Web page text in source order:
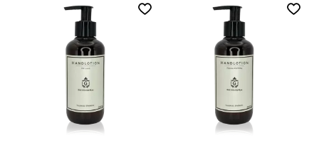
Lägg till i favoriter